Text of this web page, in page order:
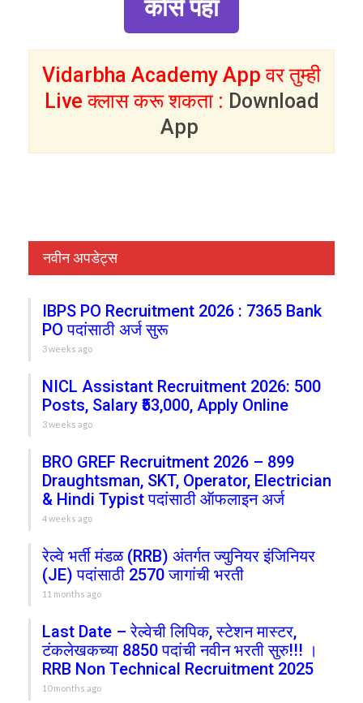
कोर्स पहा
Vidarbha Academy App वर तुम्ही
Live क्लास करू शकता : Download
App
नवीन अपडेट्स
IBPS PO Recruitment 2026 : 7365 Bank
PO पदांसाठी अर्ज सुरू
3 weeks ago
NICL Assistant Recruitment 2026: 500
Posts, Salary ₹53,000, Apply Online
3 weeks ago
BRO GREF Recruitment 2026 – 899
Draughtsman, SKT, Operator, Electrician
& Hindi Typist पदांसाठी ऑफलाइन अर्ज
4 weeks ago
रेल्वे भर्ती मंडळ (RRB) अंतर्गत ज्युनियर इंजिनियर
(JE) पदांसाठी 2570 जागांची भरती
11 months ago
Last Date – रेल्वेची लिपिक, स्टेशन मास्टर,
टंकलेखकच्या 8850 पदांची नवीन भरती सुरु!!! ।
RRB Non Technical Recruitment 2025
10 months ago